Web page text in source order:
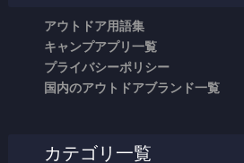
アウトドア用語集
キャンプアプリ一覧
プライバシーポリシー
国内のアウトドアブランド一覧
カテゴリ一覧